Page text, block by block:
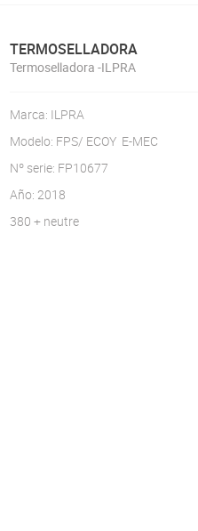
TERMOSELLADORA
Termoselladora -ILPRA
Marca: ILPRA
Modelo: FPS/ ECOY E-MEC
Nº serie: FP10677
Año: 2018
380 + neutre